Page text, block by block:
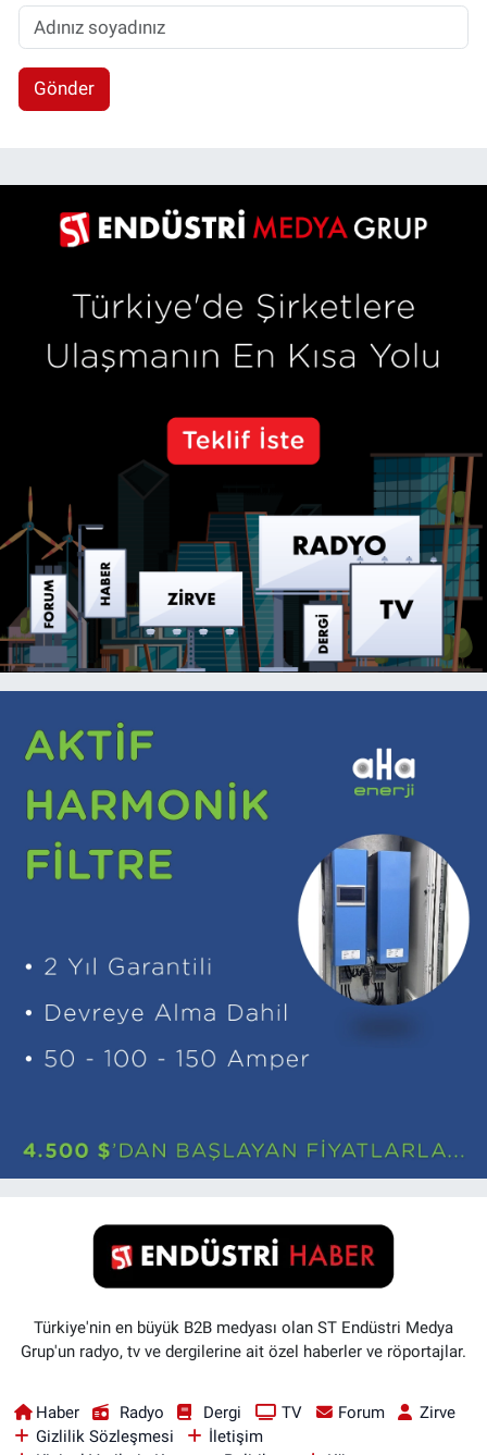
Gönder
Türkiye'nin en büyük B2B medyası olan ST Endüstri Medya
Grup'un radyo, tv ve dergilerine ait özel haberler ve röportajlar.
Haber Radyo Dergi TV Forum
Zirve
Gizlilik Sözleşmesi
İletişim